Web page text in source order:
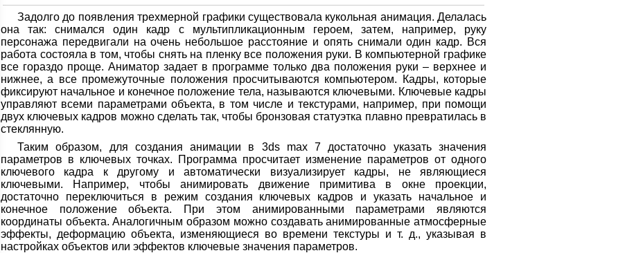
Задолго до появления трехмерной графики существовала кукольная анимация. Делалась
она так: снимался один кадр с мультипликационным героем, затем, например, руку
персонажа передвигали на очень небольшое расстояние и опять снимали один кадр. Вся
работа состояла в том, чтобы снять на пленку все положения руки. В компьютерной графике
все гораздо проще. Аниматор задает в программе только два положения руки – верхнее и
нижнее, а все промежуточные положения просчитываются компьютером. Кадры, которые
фиксируют начальное и конечное положение тела, называются ключевыми. Ключевые кадры
управляют всеми параметрами объекта, в том числе и текстурами, например, при помощи
двух ключевых кадров можно сделать так, чтобы бронзовая статуэтка плавно превратилась в
стеклянную.
Таким образом, для создания анимации в 3ds max 7 достаточно указать значения
параметров в ключевых точках. Программа просчитает изменение параметров от одного
ключевого кадра к другому и автоматически визуализирует кадры, не являющиеся
ключевыми. Например, чтобы анимировать движение примитива в окне проекции,
достаточно переключиться в режим создания ключевых кадров и указать начальное и
конечное положение объекта. При этом анимированными параметрами являются
координаты объекта. Аналогичным образом можно создавать анимированные атмосферные
эффекты, деформацию объекта, изменяющиеся во времени текстуры и т. д., указывая в
настройках объектов или эффектов ключевые значения параметров.